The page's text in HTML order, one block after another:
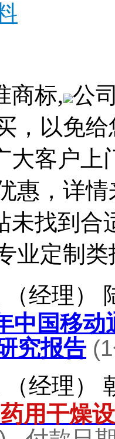
商标, 公
，以免
大客户
惠，详
未找到
业定制类
（经理）
中国移
究报告(1
经理）
用干燥